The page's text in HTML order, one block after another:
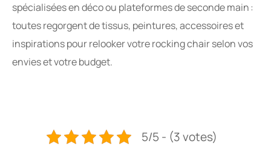
spécialisées en déco ou plateformes de seconde main :
toutes regorgent de tissus, peintures, accessoires et
inspirations pour relooker votre rocking chair selon vos
envies et votre budget.
5/5 - (3 votes)